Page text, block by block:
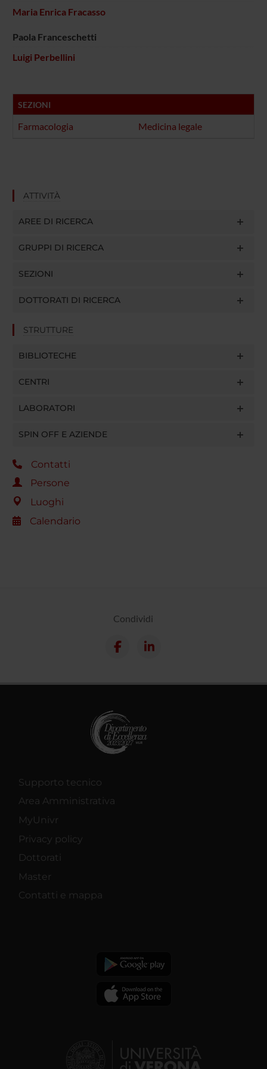
Maria Enrica Fracasso
Paola Franceschetti
Luigi Perbellini
SEZIONI
Farmacologia Medicina legale
ATTIVITÀ
AREE DI RICERCA
GRUPPI DI RICERCA
SEZIONI
DOTTORATI DI RICERCA
STRUTTURE
BIBLIOTECHE
CENTRI
LABORATORI
SPIN OFF E AZIENDE
Contatti
Persone
Luoghi
Calendario
Condividi
Supporto tecnico
Area Amministrativa
MyUnivr
Privacy policy
Dottorati
Master
Contatti e mappa